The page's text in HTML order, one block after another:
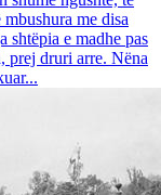
me disa
shtëpia e madhe pas
prej druri arre. Nëna